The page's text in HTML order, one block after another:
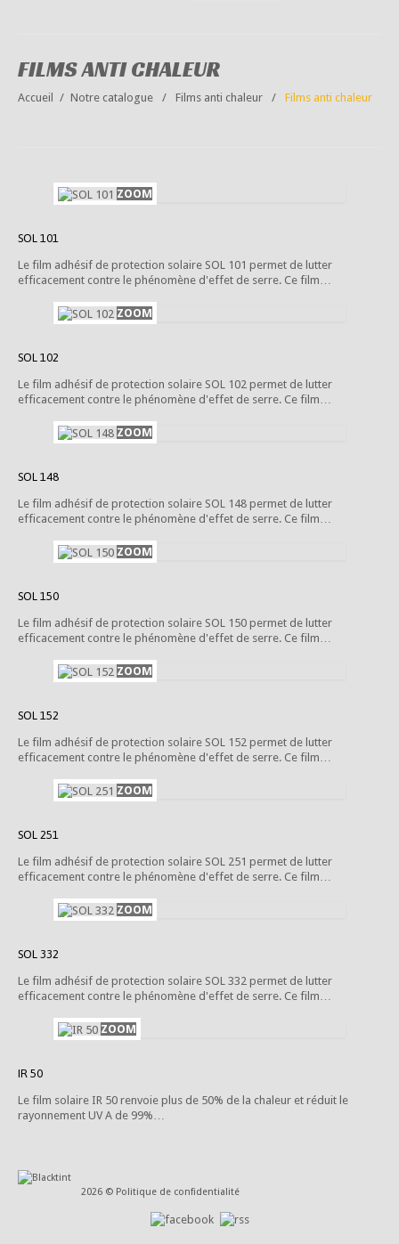
FILMS ANTI CHALEUR
Accueil Notre catalogue Films anti chaleur Films anti chaleur
SOL 101
Le film adhésif de protection solaire SOL 101 permet de lutter
efficacement contre le phénomène d'effet de serre. Ce film…
SOL 102
Le film adhésif de protection solaire SOL 102 permet de lutter
efficacement contre le phénomène d'effet de serre. Ce film…
SOL 148
Le film adhésif de protection solaire SOL 148 permet de lutter
efficacement contre le phénomène d'effet de serre. Ce film…
SOL 150
Le film adhésif de protection solaire SOL 150 permet de lutter
efficacement contre le phénomène d'effet de serre. Ce film…
SOL 152
Le film adhésif de protection solaire SOL 152 permet de lutter
efficacement contre le phénomène d'effet de serre. Ce film…
SOL 251
Le film adhésif de protection solaire SOL 251 permet de lutter
efficacement contre le phénomène d'effet de serre. Ce film…
SOL 332
Le film adhésif de protection solaire SOL 332 permet de lutter
efficacement contre le phénomène d'effet de serre. Ce film…
IR 50
Le film solaire IR 50 renvoie plus de 50% de la chaleur et réduit le
rayonnement UV A de 99%…
2026 © Politique de confidentialité